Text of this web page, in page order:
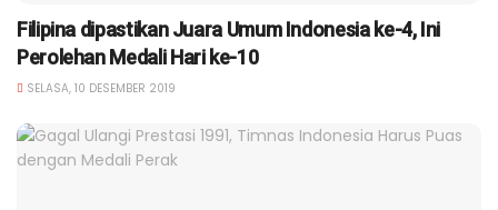
Filipina dipastikan Juara Umum Indonesia ke-4, Ini
Perolehan Medali Hari ke-10
SELASA, 10 DESEMBER 2019